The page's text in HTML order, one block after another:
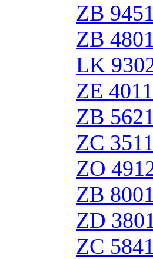
ZB
ZB
LK
ZE
ZB
ZC
ZO
ZB
ZD
ZC